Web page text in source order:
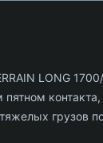
LONG
грузов